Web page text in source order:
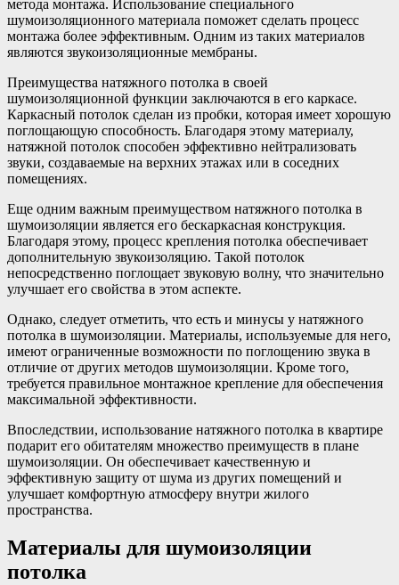
метода монтажа. Использование специального
шумоизоляционного материала поможет сделать процесс
монтажа более эффективным. Одним из таких материалов
являются звукоизоляционные мембраны.
Преимущества натяжного потолка в своей
шумоизоляционной функции заключаются в его каркасе.
Каркасный потолок сделан из пробки, которая имеет хорошую
поглощающую способность. Благодаря этому материалу,
натяжной потолок способен эффективно нейтрализовать
звуки, создаваемые на верхних этажах или в соседних
помещениях.
Еще одним важным преимуществом натяжного потолка в
шумоизоляции является его бескаркасная конструкция.
Благодаря этому, процесс крепления потолка обеспечивает
дополнительную звукоизоляцию. Такой потолок
непосредственно поглощает звуковую волну, что значительно
улучшает его свойства в этом аспекте.
Однако, следует отметить, что есть и минусы у натяжного
потолка в шумоизоляции. Материалы, используемые для него,
имеют ограниченные возможности по поглощению звука в
отличие от других методов шумоизоляции. Кроме того,
требуется правильное монтажное крепление для обеспечения
максимальной эффективности.
Впоследствии, использование натяжного потолка в квартире
подарит его обитателям множество преимуществ в плане
шумоизоляции. Он обеспечивает качественную и
эффективную защиту от шума из других помещений и
улучшает комфортную атмосферу внутри жилого
пространства.
Материалы для шумоизоляции
потолка